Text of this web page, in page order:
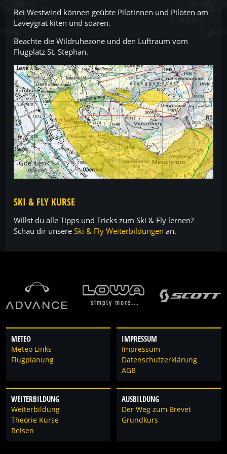
Bei Westwind können geübte Pilotinnen und Piloten am
Laveygrat kiten und soaren.
Beachte die Wildruhezone und den Luftraum vom
Flugplatz St. Stephan.
SKI & FLY KURSE
Willst du alle Tipps und Tricks zum Ski & Fly lernen?
Schau dir unsere Ski & Fly Weiterbildungen an.
METEO
Meteo Links
Flugplanung
IMPRESSUM
Impressum
Datenschutzerklärung
AGB
WEITERBILDUNG
Weiterbildung
Theorie Kurse
Reisen
AUSBILDUNG
Der Weg zum Brevet
Grundkurs